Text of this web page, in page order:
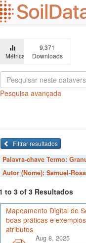
Ir
para
o
principal
Métricas
9,371
Downloads
Pesquisa avançada
Filtrar resultados
Palavra-chave Termo:
Autor (Nome): Samuel-
to 3 of 3 Resultados
Mapeamento Digital de
boas práticas e
atributos
Aug 8, 2025